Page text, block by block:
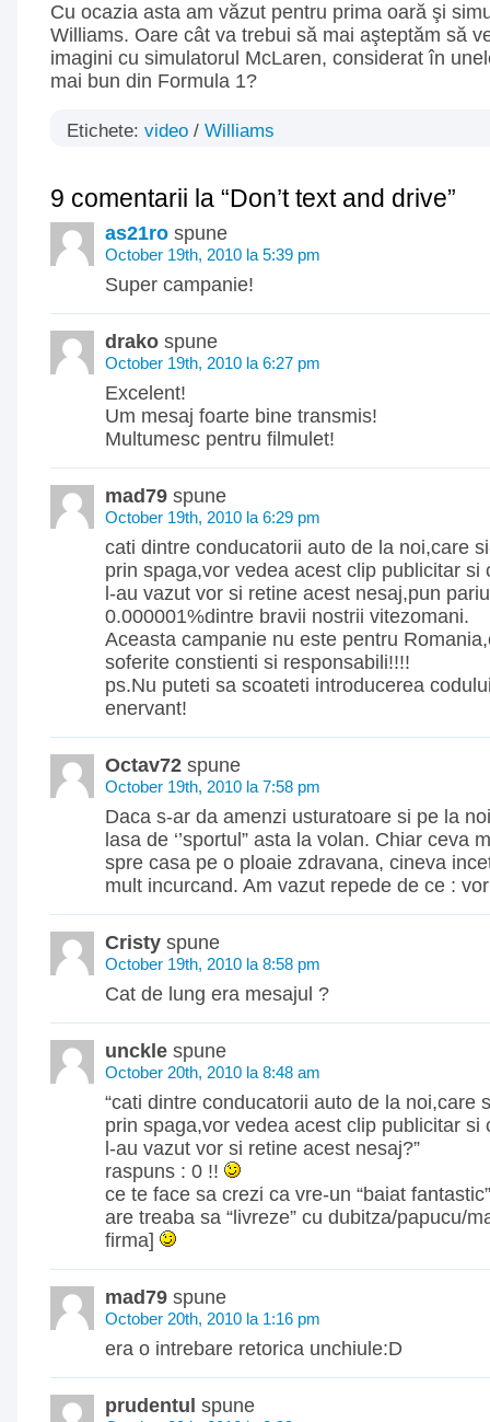
Cu ocazia asta am văzut pentru prima oară şi
Williams. Oare cât va trebui să mai aşteptăm să
imagini cu simulatorul McLaren, considerat în
mai bun din Formula 1?
Etichete: video / Williams
9 comentarii la “Don’t text and drive”
as21ro spune
October 19th, 2010 la 5:39 pm
Super campanie!
drako spune
October 19th, 2010 la 6:27 pm
Excelent!
Um mesaj foarte bine transmis!
Multumesc pentru filmulet!
mad79 spune
October 19th, 2010 la 6:29 pm
cati dintre conducatorii auto de la noi,care
prin spaga,vor vedea acest clip publicitar si
l-au vazut vor si retine acest nesaj,pun
0.000001%dintre bravii nostrii vitezomani.
Aceasta campanie nu este pentru
soferite constienti si responsabili!!!!
ps.Nu puteti sa scoateti introducerea
enervant!
Octav72 spune
October 19th, 2010 la 7:58 pm
Daca s-ar da amenzi usturatoare si pe la
lasa de ‘’sportul” asta la volan. Chiar ceva
spre casa pe o ploaie zdravana, cineva
mult incurcand. Am vazut repede de ce :
Cristy spune
October 19th, 2010 la 8:58 pm
Cat de lung era mesajul ?
unckle spune
October 20th, 2010 la 8:48 am
“cati dintre conducatorii auto de la noi,care
prin spaga,vor vedea acest clip publicitar si
l-au vazut vor si retine acest nesaj?”
raspuns : 0 !!
ce te face sa crezi ca vre-un “baiat
are treaba sa “livreze” cu dubitza/papucu/
firma]
mad79 spune
October 20th, 2010 la 1:16 pm
era o intrebare retorica unchiule:D
prudentul spune